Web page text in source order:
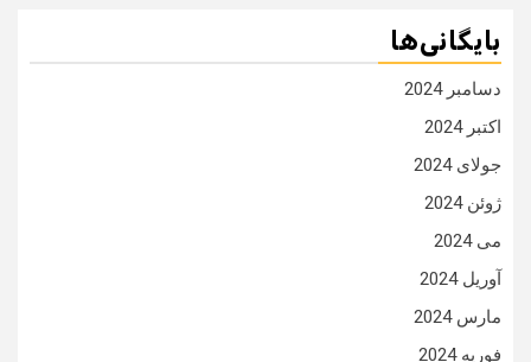
بایگانی‌ها
دسامبر 2024
اکتبر 2024
جولای 2024
ژوئن 2024
می 2024
آوریل 2024
مارس 2024
فوریه 2024